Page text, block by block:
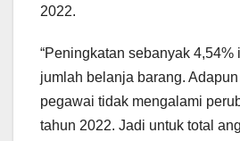
2022.
“Peningkatan sebanyak 4,54%
jumlah belanja barang.
pegawai tidak mengalami
tahun 2022. Jadi untuk total